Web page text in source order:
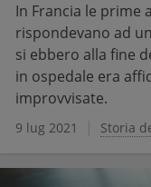
In Francia le prime
rispondevano ad
si ebbero alla fine
in ospedale era
improvvisate.
9 lug 2021 Storia